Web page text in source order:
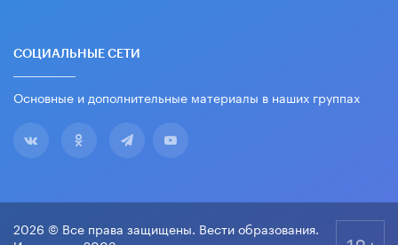
СОЦИАЛЬНЫЕ СЕТИ
Основные и дополнительные материалы в наших группах
2026 © Все права защищены. Вести образования.